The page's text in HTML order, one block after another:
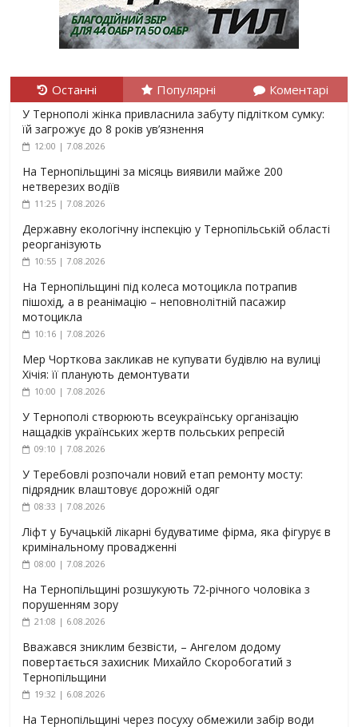
Останні Популярні Коментарі
У Тернополі жінка привласнила забуту підлітком сумку:
їй загрожує до 8 років ув’язнення
12:00 | 7.08.2026
На Тернопільщині за місяць виявили майже 200
нетверезих водіїв
11:25 | 7.08.2026
Державну екологічну інспекцію у Тернопільській області
реорганізують
10:55 | 7.08.2026
На Тернопільщині під колеса мотоцикла потрапив
пішохід, а в реанімацію – неповнолітній пасажир
мотоцикла
10:16 | 7.08.2026
Мер Чорткова закликав не купувати будівлю на вулиці
Хічія: її планують демонтувати
10:00 | 7.08.2026
У Тернополі створюють всеукраїнську організацію
нащадків українських жертв польських репресій
09:10 | 7.08.2026
У Теребовлі розпочали новий етап ремонту мосту:
підрядник влаштовує дорожній одяг
08:33 | 7.08.2026
Ліфт у Бучацькій лікарні будуватиме фірма, яка фігурує в
кримінальному провадженні
08:00 | 7.08.2026
На Тернопільщині розшукують 72-річного чоловіка з
порушенням зору
21:08 | 6.08.2026
Вважався зниклим безвісти, – Ангелом додому
повертається захисник Михайло Скоробогатий з
Тернопільщини
19:32 | 6.08.2026
На Тернопільщині через посуху обмежили забір води